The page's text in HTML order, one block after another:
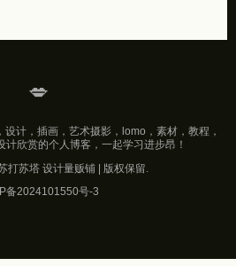
💋
计，插画，艺术摄影，lomo，素材，教程，
欣赏的个人博客，一起学习进步昂！
打苏塔 设计量贩铺 | 版权保留.
备2024101550号-3